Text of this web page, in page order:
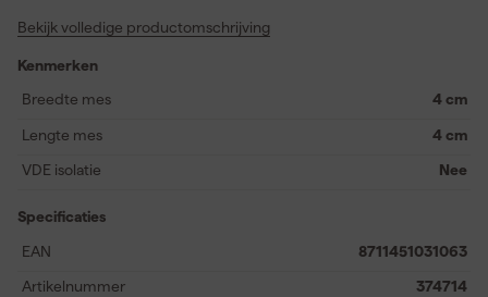
breedte van 100 mm zorgt ervoor dat je in één beweging
mes biedt een uitstekende tegendruk, waardoor je de plamuur of
vuller moeiteloos dieper en gelijkmatiger in gaten drukt. Hierdoor
gevuld. Of je nu werkt aan een nauwkeurige afwerking of een
snelle reparatie, dit plamuurmes ondersteunt je bij elke stap.
Bekijk volledige productomschrijving
Kenmerken
Breedte mes
4 cm
Lengte mes 4 cm
VDE isolatie Nee
Specificaties
EAN
8711451031063
Artikelnummer 374714